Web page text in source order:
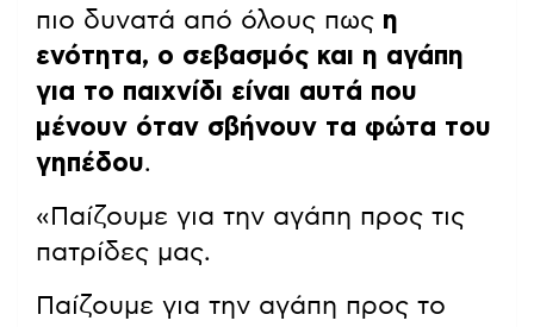
πιο δυνατά από όλους πως η
ενότητα, ο σεβασμός και η αγάπη
για το παιχνίδι είναι αυτά που
μένουν όταν σβήνουν τα φώτα του
γηπέδου.
«Παίζουμε για την αγάπη προς τις
πατρίδες μας.
Παίζουμε για την αγάπη προς το